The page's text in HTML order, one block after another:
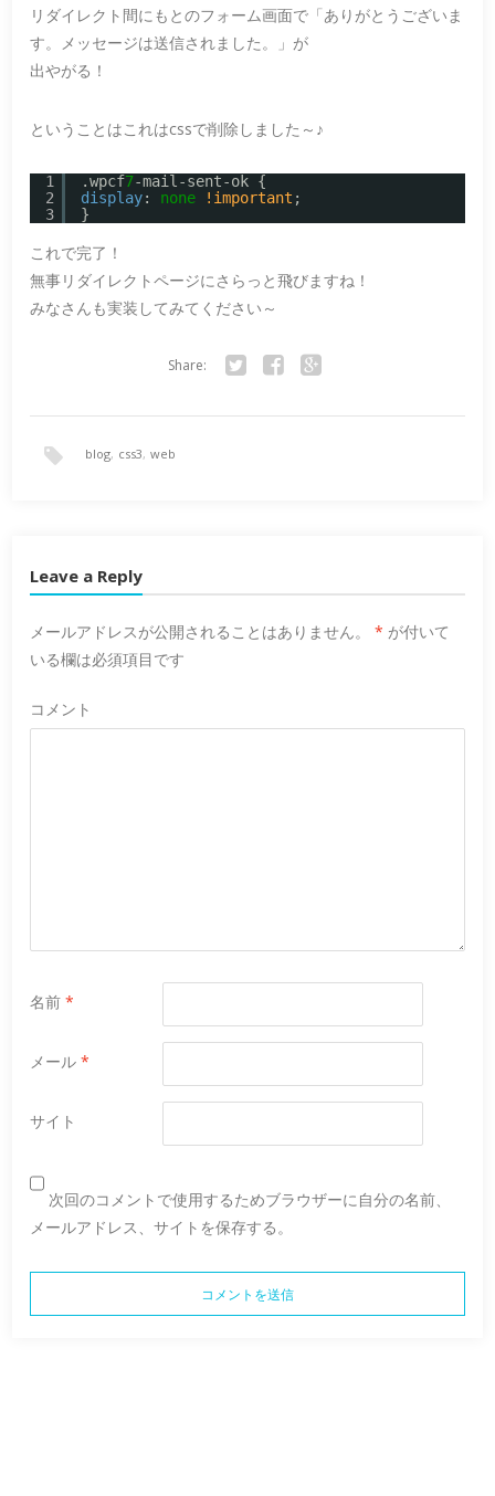
リダイレクト間にもとのフォーム画面で「ありがとうございま
す。メッセージは送信されました。」が
出やがる！
ということはこれはcssで削除しました～♪
1
2
3
.wpcf7-mail-sent-ok {
display: none !important ;
}
これで完了！
無事リダイレクトページにさらっと飛びますね！
みなさんも実装してみてください～
Share:
blog, css3, web
Leave a Reply
メールアドレスが公開されることはありません。 * が付いて
いる欄は必須項目です
コメント
名前*
メール*
サイト
次回のコメントで使用するためブラウザーに自分の名前、
メールアドレス、サイトを保存する。